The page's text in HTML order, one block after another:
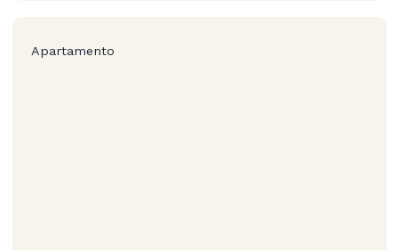
Apartamento